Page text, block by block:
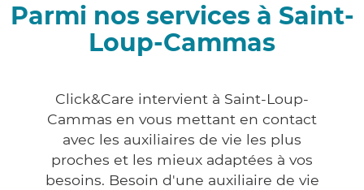
Parmi nos services à Saint-
Loup-Cammas
Click&Care intervient à Saint-Loup-
Cammas en vous mettant en contact
avec les auxiliaires de vie les plus
proches et les mieux adaptées à vos
besoins. Besoin d'une auxiliaire de vie